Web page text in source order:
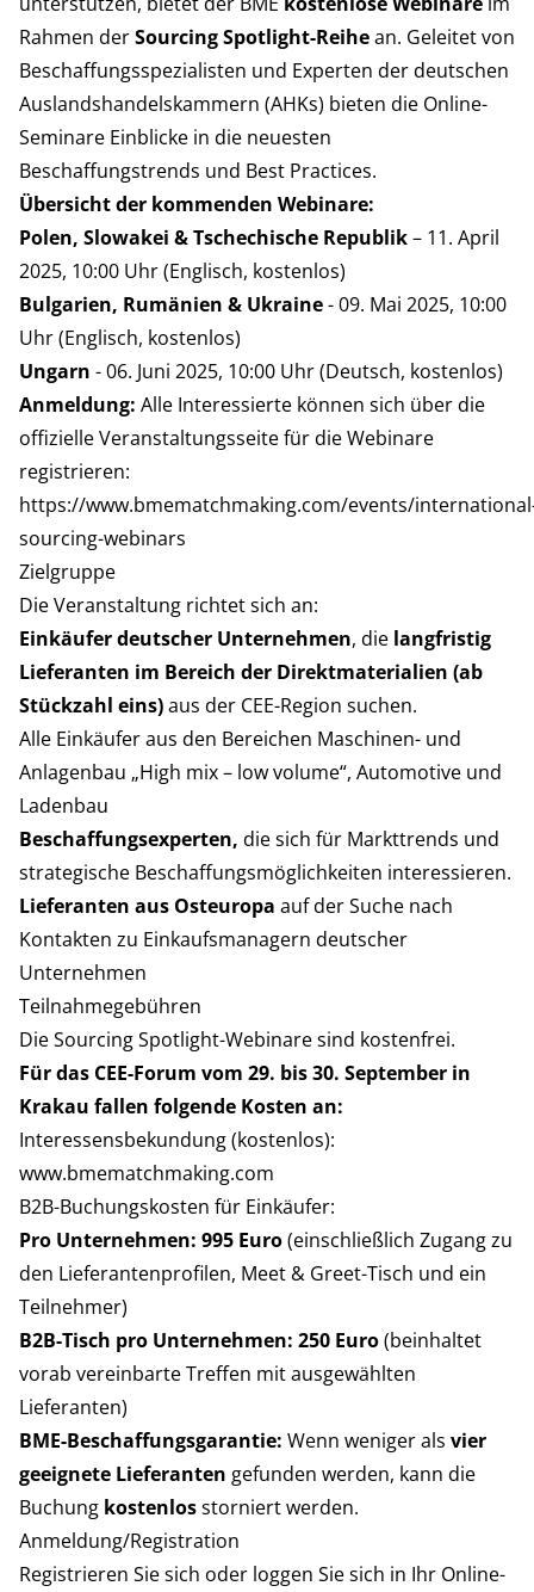
Rahmen derSourcing Spotlight-Reihean. Geleitet von
Beschaffungsspezialisten und Experten der deutschen
Auslandshandelskammern (AHKs) bieten die Online-
Seminare Einblicke in die neuesten
Beschaffungstrends und Best Practices.
Übersicht der kommenden Webinare:
Polen, Slowakei & Tschechische Republik– 11. April
2025, 10:00 Uhr (Englisch, kostenlos)
Bulgarien, Rumänien & Ukraine- 09. Mai 2025, 10:00
Uhr (Englisch, kostenlos)
Ungarn - 06. Juni 2025, 10:00 Uhr (Deutsch, kostenlos)
Anmeldung: Alle Interessierte können sich über die
offizielle Veranstaltungsseite für die Webinare
registrieren:
https://www.bmematchmaking.com/events/
sourcing-webinars
Zielgruppe
Die Veranstaltung richtet sich an:
Einkäufer deutscher Unternehmen, die langfristig
Lieferanten im Bereich der Direktmaterialien (ab
Stückzahl eins)aus der CEE-Region suchen.
Alle Einkäufer aus den Bereichen Maschinen- und
Anlagenbau „High mix – low volume“, Automotive und
Ladenbau
Beschaffungsexperten, die sich für Markttrends und
strategische Beschaffungsmöglichkeiten interessieren.
Lieferanten aus Osteuropa auf der Suche nach
Kontakten zu Einkaufsmanagern deutscher
Unternehmen
Teilnahmegebühren
Die Sourcing Spotlight-Webinare sind kostenfrei.
Für das CEE-Forum vom 29. bis 30. September in
Krakau fallen folgende Kosten an:
Interessensbekundung (kostenlos):
www.bmematchmaking.com
B2B-Buchungskosten für Einkäufer:
Pro Unternehmen: 995 Euro(einschließlich Zugang zu
den Lieferantenprofilen, Meet & Greet-Tisch und ein
Teilnehmer)
B2B-Tisch pro Unternehmen: 250 Euro(beinhaltet
vorab vereinbarte Treffen mit ausgewählten
Lieferanten)
BME-Beschaffungsgarantie: Wenn weniger als vier
geeignete Lieferanten gefunden werden, kann die
Buchung kostenlosstorniert werden.
Anmeldung/Registration
Registrieren Sie sich oder loggen Sie sich in Ihr Online-